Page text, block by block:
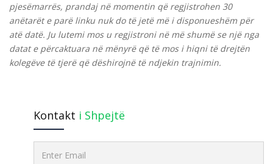
pjesëmarrës, prandaj në momentin që regjistrohen 30
anëtarët e parë linku nuk do të jetë më i disponueshëm për
atë datë. Ju lutemi mos u regjistroni në më shumë se një nga
datat e përcaktuara në mënyrë që të mos i hiqni të drejtën
kolegëve të tjerë që dëshirojnë të ndjekin trajnimin.
Kontakt i Shpejtë